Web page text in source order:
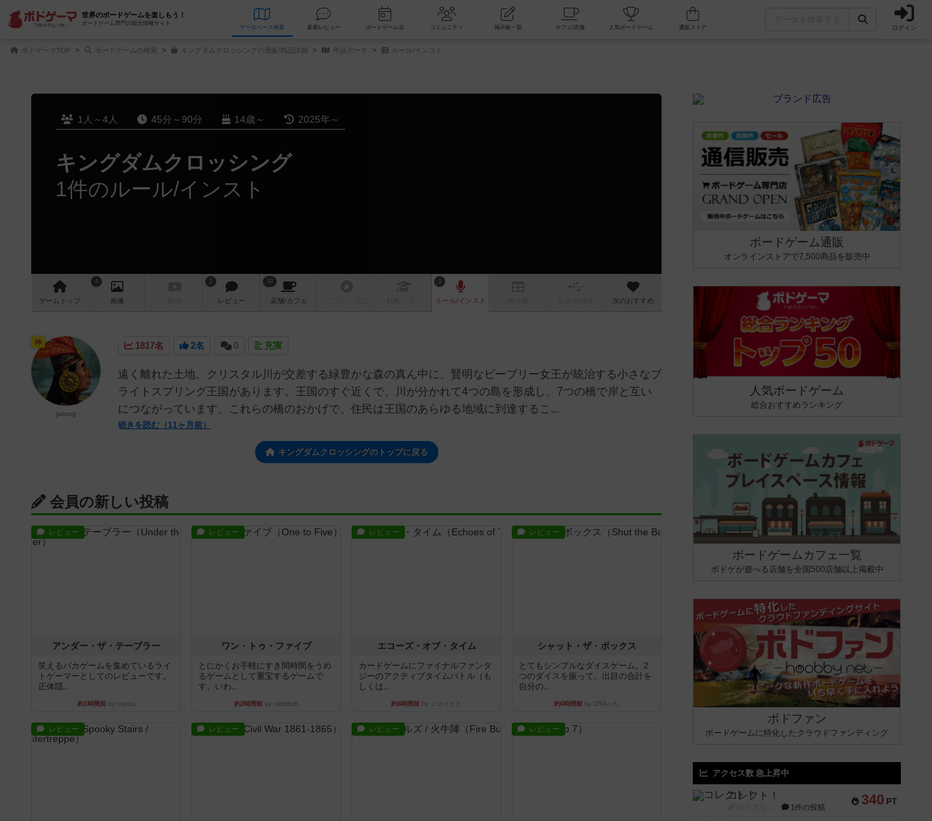
世界のボードゲームを楽しもう！
ボードゲーム専門の総合情報サイト
データベース 検索 新着レビュー ボードゲーム会 コミュニティ 掲示板一覧 カフェ/店舗 人気ボードゲーム ログイン
ボドゲーマTOP ボードゲームの検索 キングダムクロッシングの通販/商品詳細 作品データ ルール/インスト
1人～4人 45分～90分 14歳～ 2025年～
キングダムクロッシング
1件のルール/インスト
ゲーム トップ
4
画像
2
レビュー
10
店舗/カフェ
1
ルール/インスト 次のおすすめ
1817名 2名 0 充実
遠く離れた土地、クリスタル川が交差する緑豊かな森の真ん中に、賢明なビーブリー女王が統治する小さなブ
ライトスプリング王国があります。王国のすぐ近くで、川が分かれて4つの島を形成し、7つの橋で岸と互い
につながっています。これらの橋のおかげで、住民は王国のあらゆる地域に到達するこ...
続きを読む（11ヶ月前）
神
jurong
キングダムクロッシングのトップに戻る
会員の新しい投稿
レビュー
アンダー・ザ・テーブラー
笑えるバカゲームを集めているライ
トゲーマーとしてのレビューです。
正体隠...
約1時間前by toyota
レビュー
ワン・トゥ・ファイブ
とにかくお手軽にすき間時間をうめ
るゲームとして重宝するゲームで
す。いわ...
約2時間前 by nabekoh
レビュー
エコーズ・オブ・タイム
カードゲームにファイナルファンタ
ジーのアクティブタイムバトル（も
しくは...
約6時間前 by ジェイとと
レビュー
シャット・ザ・ボックス
とてもシンプルなダイスゲーム。2
つのダイスを振って、出目の合計を
自分の...
約6時間前 by OSAっち
レビュー レビュー レビュー レビュー
ボードゲーム通販
オンラインストアで7,500商品を販売中
人気ボードゲーム
総合おすすめランキング
ボードゲームカフェ一覧
ボドゲが遊べる店舗を全国500店舗以上掲載中
ボドファン
ボードゲームに特化したクラウドファンディング
アクセス数 急上昇中
340 PT
コレクト！
1件の投稿